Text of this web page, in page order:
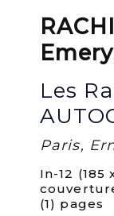
Les
Paris,
In-12 (185
(1) pages